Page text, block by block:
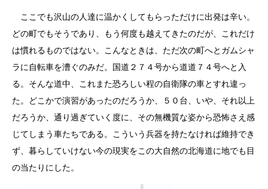
ここでも沢山の人達に温かくしてもらっただけに出発は辛い。
どの町でもそうであり、もう何度も越えてきたのだが、これだけ
は慣れるものではない。こんなときは、ただ次の町へとガムシャ
ラに自転車を漕ぐのみだ。国道２７４号から道道７４号へと入
る。そんな道中、これまた恐ろしい程の自衛隊の車とすれ違っ
た。どこかで演習があったのだろうか、５０台、いや、それ以上
だろうか、通り過ぎていく度に、その無機質な姿から恐怖さえ感
じてしまう車たちである。こういう兵器を持たなければ維持でき
ず、暮らしていけない今の現実をこの大自然の北海道に地でも目
の当たりにした。